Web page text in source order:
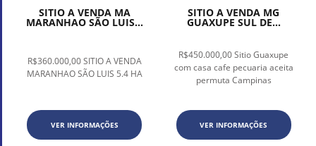
SITIO A VENDA MA
MARANHAO SÃO LUIS...
R$360.000,00 SITIO A VENDA
MARANHAO SÃO LUIS 5.4 HA
VER INFORMAÇÕES
SITIO A VENDA MG
GUAXUPE SUL DE...
R$450.000,00 Sitio Guaxupe
com casa cafe pecuaria aceita
permuta Campinas
VER INFORMAÇÕES